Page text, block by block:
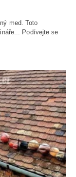
med. Toto
Podívejte se